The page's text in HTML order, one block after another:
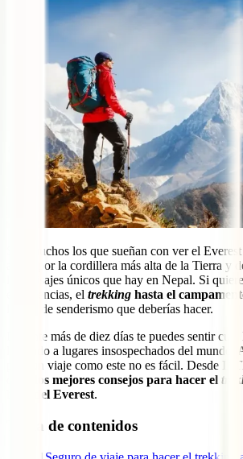
Son muchos los que sueñan con ver el Everest
andar por la cordillera más alta de la Tierra y
los paisajes únicos que hay en Nepal. Si
experiencias, el trekking hasta el
la ruta de senderismo que deberías hacer.
Durante más de diez días te puedes sentir
llegando a lugares insospechados del mundo.
para un viaje como este no es fácil. Desde
los mejores consejos para hacer el
base del Everest.
Tabla de contenidos